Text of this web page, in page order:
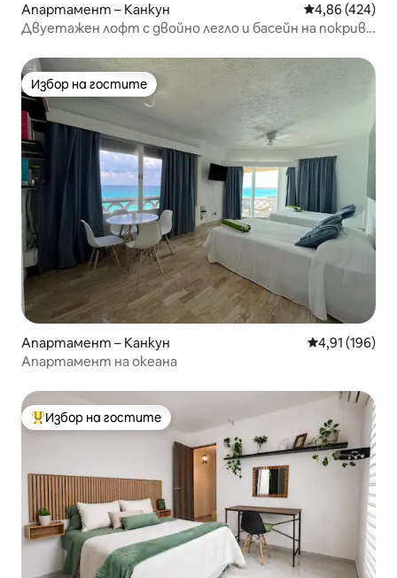
Апартамент – Канкун Средна
4,86 (424)
Двуетажен лофт с двойно легло и басейн на покрива
Избор на гостите
Избор на гостите
Апартамент – Канкун Средна
4,91 (196)
Апартамент на океана
Най-популярен избор на гостите
Избор на гостите